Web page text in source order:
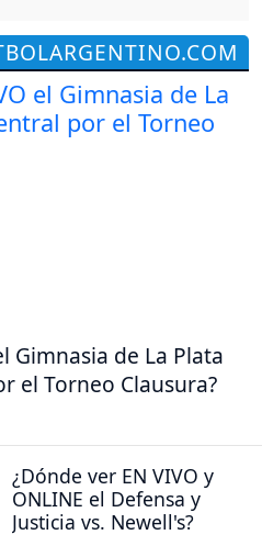
Gimnasia de La Plata
el Torneo Clausura?
¿Dónde ver EN VIVO y
ONLINE el Defensa y
Justicia vs. Newell's?